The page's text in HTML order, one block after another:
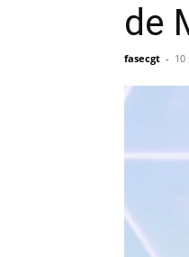
de
fasecgt - 10